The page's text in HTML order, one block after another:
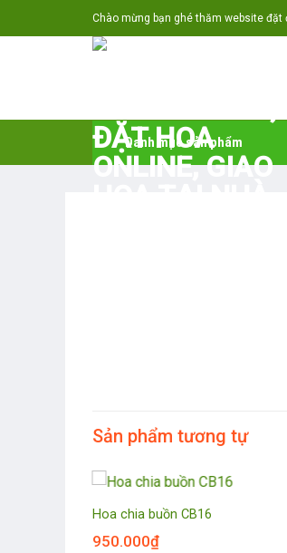
to
Chào mừng bạn ghé thăm website
Danh mục sản phẩm
Sản phẩm tương tự
Hoa chia buồn CB16
950.000₫